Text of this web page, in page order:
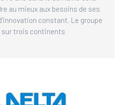
au mieux aux besoins de ses
constant. Le groupe
sur trois continents